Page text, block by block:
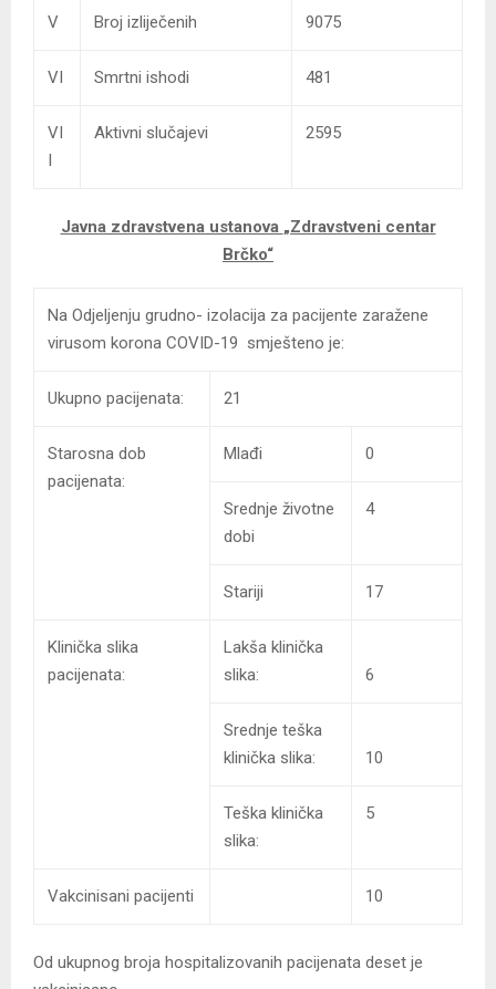
V Broj izliječenih 9075
VI Smrtni ishodi 481
VI
I
Aktivni slučajevi 2595
Javna zdravstvena ustanova „Zdravstveni centar
Brčko“
Na Odjeljenju grudno- izolacija za pacijente zaražene
virusom korona COVID-19 smješteno je:
Ukupno pacijenata: 21
Starosna dob
pacijenata:
Mlađi 0
Srednje životne
dobi
4
Stariji 17
Klinička slika
pacijenata:
Lakša klinička
slika:
6
Srednje teška
klinička slika:
10
Teška klinička
slika:
5
Vakcinisani pacijenti 10
Od ukupnog broja hospitalizovanih pacijenata deset je